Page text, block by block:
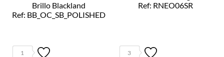
Brillo Blackland
Ref: BB_OC_SB_POLISHED
Ref: RNEO06SR
1 3